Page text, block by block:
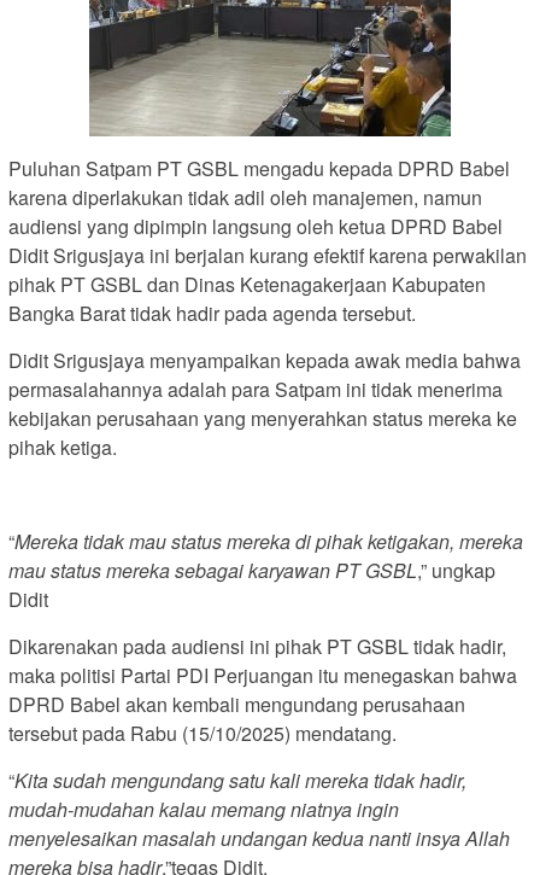
Puluhan Satpam PT GSBL mengadu kepada DPRD Babel
karena diperlakukan tidak adil oleh manajemen, namun
audiensi yang dipimpin langsung oleh ketua DPRD Babel
Didit Srigusjaya ini berjalan kurang efektif karena perwakilan
pihak PT GSBL dan Dinas Ketenagakerjaan Kabupaten
Bangka Barat tidak hadir pada agenda tersebut.
Didit Srigusjaya menyampaikan kepada awak media bahwa
permasalahannya adalah para Satpam ini tidak menerima
kebijakan perusahaan yang menyerahkan status mereka ke
pihak ketiga.
“Mereka tidak mau status mereka di pihak ketigakan, mereka
mau status mereka sebagai karyawan PT GSBL,” ungkap
Didit
Dikarenakan pada audiensi ini pihak PT GSBL tidak hadir,
maka politisi Partai PDI Perjuangan itu menegaskan bahwa
DPRD Babel akan kembali mengundang perusahaan
tersebut pada Rabu (15/10/2025) mendatang.
“Kita sudah mengundang satu kali mereka tidak hadir,
mudah-mudahan kalau memang niatnya ingin
menyelesaikan masalah undangan kedua nanti insya Allah
mereka bisa hadir,”tegas Didit.